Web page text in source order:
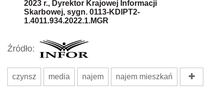
2023 r., Dyrektor Krajowej Informacji
Skarbowej, sygn. 0113-KDIPT2-
1.4011.934.2022.1.MGR
Źródło:
czynsz media najem najem mieszkań